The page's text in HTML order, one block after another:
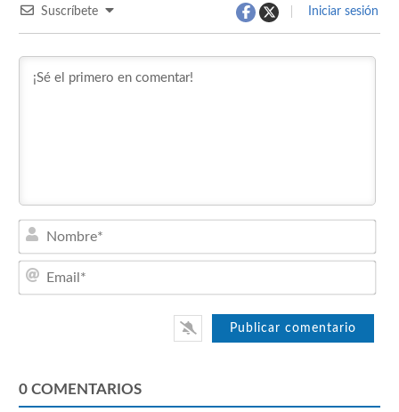
Suscríbete Iniciar sesión
0 COMENTARIOS